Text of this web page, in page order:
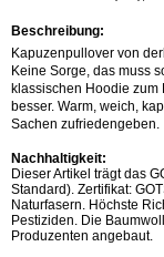
Beschreibung:
Kapuzenpullover von
Keine Sorge, das muss
klassischen Hoodie zum
besser. Warm, weich,
Sachen zufriedengeben.
Nachhaltigkeit:
Dieser Artikel trägt das
Standard). Zertifikat:
Naturfasern. Höchste
Pestiziden. Die
Produzenten angebaut.